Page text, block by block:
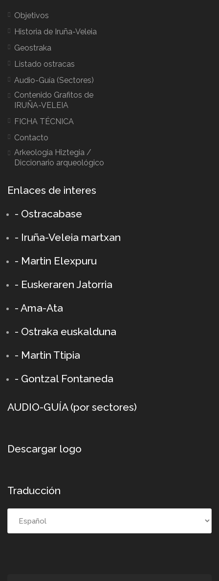
Objetivos
Historia de Iruña-Veleia
Geostraka
Listado ostracas
Audio-Guía (Sectores)
Contenido Grafitos de
IRUÑA-VELEIA
FICHA TÉCNICA
Contacto
Arkeologia Hiztegia /
Diccionario arqueológico
Enlaces de interes
- Ostracabase
- Iruña-Veleia martxan
- Martin Elexpuru
- Euskeraren Jatorria
- Ama-Ata
- Ostraka euskalduna
- Martin Ttipia
- Gontzal Fontaneda
AUDIO-GUÍA (por sectores)
Descargar logo
Traducción